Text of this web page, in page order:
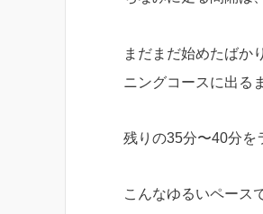
まだまだ始めたばか
ニングコースに出る
残りの35分〜40分を
こんなゆるいペース